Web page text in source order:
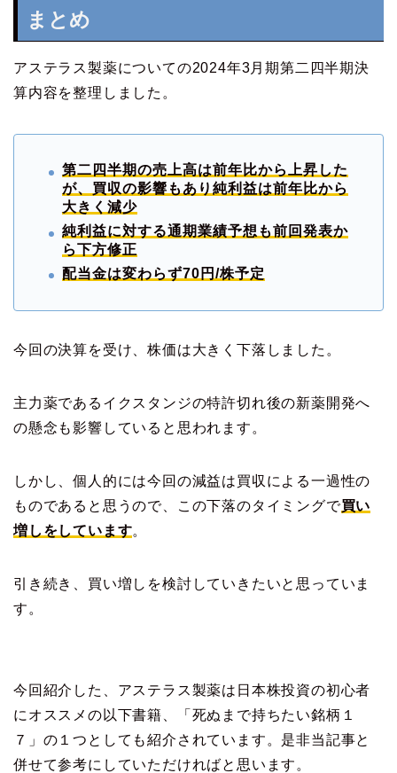
まとめ
アステラス製薬についての2024年3月期第二四半期決
算内容を整理しました。
第二四半期の売上高は前年比から上昇した
が、買収の影響もあり純利益は前年比から
大きく減少
純利益に対する通期業績予想も前回発表か
ら下方修正
配当金は変わらず70円/株予定
今回の決算を受け、株価は大きく下落しました。
主力薬であるイクスタンジの特許切れ後の新薬開発へ
の懸念も影響していると思われます。
しかし、個人的には今回の減益は買収による一過性の
ものであると思うので、この下落のタイミングで買い
増しをしています。
引き続き、買い増しを検討していきたいと思っていま
す。
今回紹介した、アステラス製薬は日本株投資の初心者
にオススメの以下書籍、「死ぬまで持ちたい銘柄１
７」の１つとしても紹介されています。是非当記事と
併せて参考にしていただければと思います。